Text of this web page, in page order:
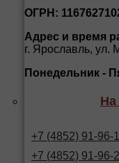
ОГРН:
Адрес и время
г. Ярославль, ул.
Понедельник -
На
+7 (4852) 91-96-
+7 (4852) 91-96-